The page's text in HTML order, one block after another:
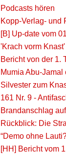
Podcasts hören
Kopp-Verlag- und
[B] Up-date vom
'Krach vorm
Bericht von der 1.
Mumia Abu-
Silvester zum
161 Nr. 9 -
Brandanschlag
Rückblick: Die
“Demo ohne
[HH] Bericht vom